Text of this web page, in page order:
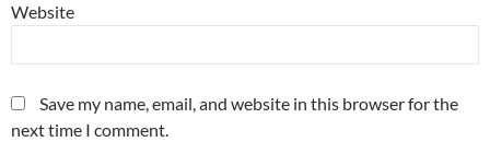
Website
Save my name, email, and website in this browser for the
next time I comment.